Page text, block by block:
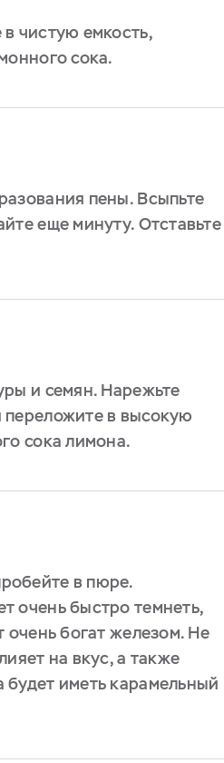
чистую емкость,
сока.
пены. Всыпьте
еще минуту. Отставьте
и семян. Нарежьте
в высокую
сока лимона.
в пюре.
очень быстро темнеть,
очень богат железом. Не
на вкус, а также
иметь карамельный